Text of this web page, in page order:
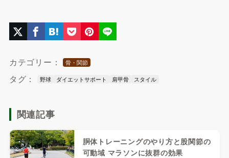
カテゴリー： 骨・関節
タグ： 野球 ダイエットサポート 肩甲骨 スタイル
関連記事
胴体トレーニングのやり方と股関節の
可動域 マラソンに抜群の効果